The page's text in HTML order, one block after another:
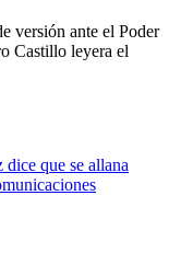
versión ante el Poder
Castillo leyera el